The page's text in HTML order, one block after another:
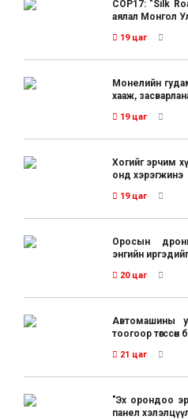
COP17: "Silk
аялал Монгол
19 цаг
Монелийн
хааж,
19 цаг
Хогийг эрчим
онд хэрэгжинэ
19 цаг
Оросын
энгийн
20 цаг
Автомашины
тоогоор төгссөн
21 цаг
"Эх орондоо
панел